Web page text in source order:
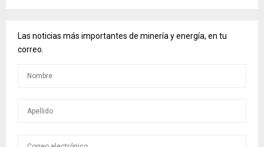
Las noticias más importantes de minería y energía, en tu
correo.